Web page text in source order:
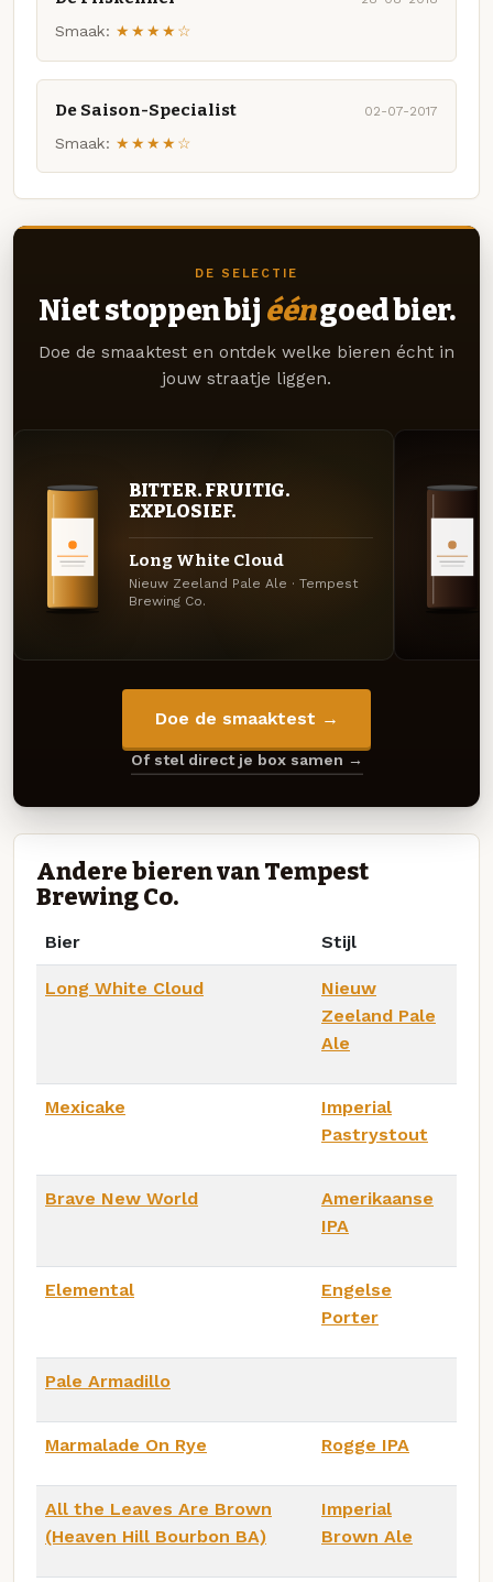
Smaak: ★★★★☆
De Saison-Specialist 02-07-2017
Smaak: ★★★★☆
DE SELECTIE
Niet stoppen bij ééngoed bier.
Doe de smaaktest en ontdek welke bieren écht in
jouw straatje liggen.
BITTER. FRUITIG.
EXPLOSIEF.
Long White Cloud
Nieuw Zeeland Pale Ale · Tempest
Brewing Co.
Doe de smaaktest →
Of stel direct je box samen →
Andere bieren van Tempest
Brewing Co.
Bier Stijl
Long White Cloud
Nieuw
Zeeland Pale
Ale
Mexicake
Imperial
Pastrystout
Brave New World
Amerikaanse
IPA
Elemental
Engelse
Porter
Pale Armadillo
Marmalade On Rye Rogge IPA
All the Leaves Are Brown
(Heaven Hill Bourbon BA)
Imperial
Brown Ale